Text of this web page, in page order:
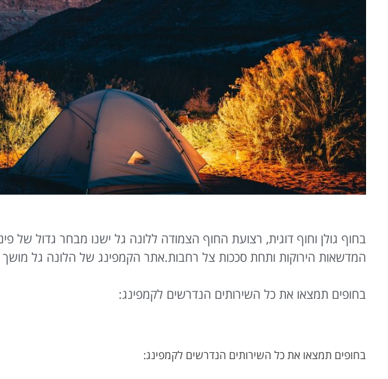
בחוף גולן וחוף דוגית, רצועת החוף הצמודה ללונה גל ישנו מבחר גדול של
המדשאות הירוקות ותחת סככות צל רחבות.אתר הקמפינג של הלונה גל מושך
בחופים תמצאו את כל השירותים הנדרשים לקמפינג:
בחופים תמצאו את כל השירותים הנדרשים לקמפינג: